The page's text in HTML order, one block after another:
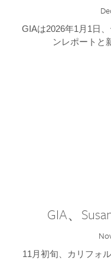
GIAは2026年1月1日
ンレポートと
GIA、
11月初旬、カリフォ